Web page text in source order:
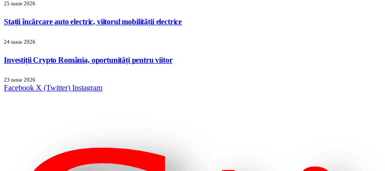
25 iunie 2026
Stații încărcare auto electric, viitorul mobilității electrice
24 iunie 2026
Investiții Crypto România, oportunități pentru viitor
23 iunie 2026
Facebook X (Twitter) Instagram